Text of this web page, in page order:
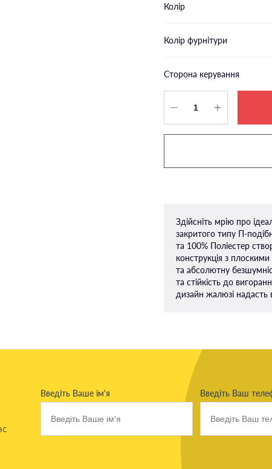
Колір
Колір фурнітури
Сторона керування
Здійсніть мрію про
закритого типу П-
та 100% Поліестер
конструкція з
та абсолютну
та стійкість до
дизайн жалюзі надасть
Введіть Ваше ім'я Введіть Ваш